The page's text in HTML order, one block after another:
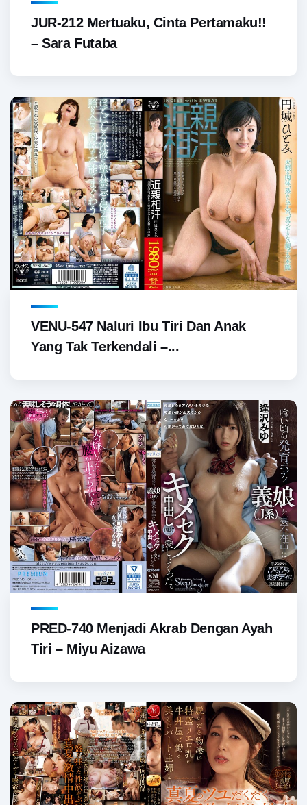
JUR-212 Mertuaku, Cinta Pertamaku!!
– Sara Futaba
VENU-547 Naluri Ibu Tiri Dan Anak
Yang Tak Terkendali –...
PRED-740 Menjadi Akrab Dengan Ayah
Tiri – Miyu Aizawa